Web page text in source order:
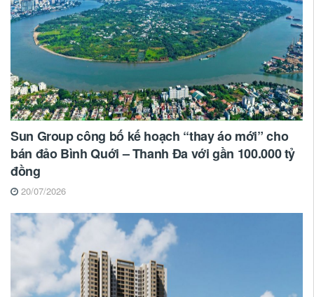
Sun Group công bố kế hoạch “thay áo mới” cho
bán đảo Bình Quới – Thanh Đa với gần 100.000 tỷ
đồng
20/07/2026